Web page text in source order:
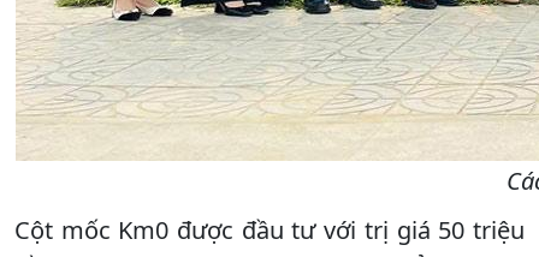
Cột mốc Km0 được đầu tư với trị giá 50 triệu